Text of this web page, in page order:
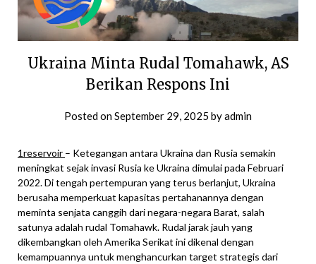
Ukraina Minta Rudal Tomahawk, AS
Berikan Respons Ini
Posted onSeptember 29, 2025 byadmin
1reservoir – Ketegangan antara Ukraina dan Rusia semakin
meningkat sejak invasi Rusia ke Ukraina dimulai pada Februari
2022. Di tengah pertempuran yang terus berlanjut, Ukraina
berusaha memperkuat kapasitas pertahanannya dengan
meminta senjata canggih dari negara-negara Barat, salah
satunya adalah rudal Tomahawk. Rudal jarak jauh yang
dikembangkan oleh Amerika Serikat ini dikenal dengan
kemampuannya untuk menghancurkan target strategis dari